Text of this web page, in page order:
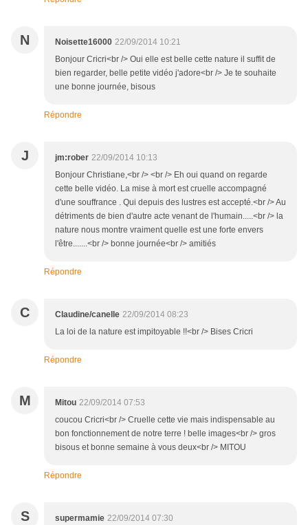
N Noisette16000 22/09/2014 10:21
Bonjour Cricri<br /> Oui elle est belle cette nature il suffit de
bien regarder, belle petite vidéo j'adore<br /> Je te souhaite
une bonne journée, bisous
Répondre
J jm:rober 22/09/2014 10:13
Bonjour Christiane,<br /> <br /> Eh oui quand on regarde
cette belle vidéo. La mise à mort est cruelle accompagné
d'une souffrance . Qui depuis des lustres est accepté.<br /> Au
détriments de bien d'autre acte venant de l'humain.....<br /> la
nature nous montre vraiment quelle est une forte envers
l'être.......<br /> bonne journée<br /> amitiés
Répondre
C Claudine/canelle 22/09/2014 08:23
La loi de la nature est impitoyable !!<br /> Bises Cricri
Répondre
M Mitou 22/09/2014 07:53
coucou Cricri<br /> Cruelle cette vie mais indispensable au
bon fonctionnement de notre terre ! belle images<br /> gros
bisous et bonne semaine à vous deux<br /> MITOU
Répondre
S supermamie 22/09/2014 07:30